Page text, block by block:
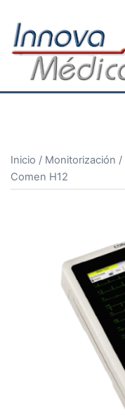
contenido
Inicio / Monitorización /
Comen H12